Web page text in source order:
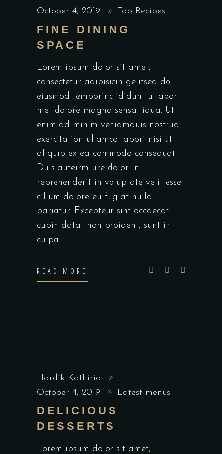
October 4, 2019
Top Recipes
FINE DINING
SPACE
Lorem ipsum dolor sit amet,
consectetur adipisicin gelitsed do
eiusmod temporinc ididunt utlabor
met dolore magna sensal iqua. Ut
enim ad minim veniamquis nostrud
exercitation ullamco labori nisi ut
aliquip ex ea commodo consequat.
Duis auteirm ure dolor in
reprehenderit in voluptate velit esse
cillum dolore eu fugiat nulla
pariatur. Excepteur sint occaecat
cupin datat non proident, sunt in
culpa
READ MORE
Hardik Kathiria
October 4, 2019
Latest menus
DELICIOUS
DESSERTS
Lorem ipsum dolor sit amet,